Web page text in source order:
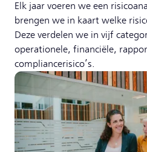
Elk jaar voeren we een
brengen we in kaart welke
Deze verdelen we in vijf
operationele, financiële,
compliancerisico’s.